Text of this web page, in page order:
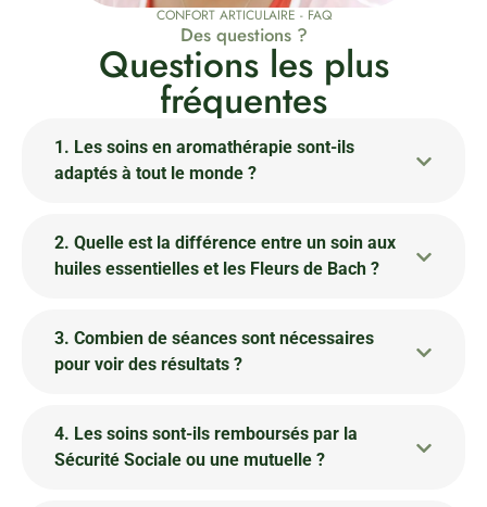
CONFORT ARTICULAIRE - FAQ
Des questions ?
Questions les plus
fréquentes
1. Les soins en aromathérapie sont-ils
adaptés à tout le monde ?
2. Quelle est la différence entre un soin aux
huiles essentielles et les Fleurs de Bach ?
3. Combien de séances sont nécessaires
pour voir des résultats ?
4. Les soins sont-ils remboursés par la
Sécurité Sociale ou une mutuelle ?